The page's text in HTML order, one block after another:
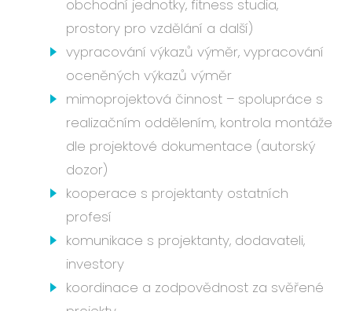
O
obchodní jednotky, fitness studia,
prostory pro vzdělání a další)
vypracování výkazů výměr, vypracování
oceněných výkazů výměr
mimoprojektová činnost – spolupráce s
realizačním oddělením, kontrola montáže
dle projektové dokumentace (autorský
dozor)
kooperace s projektanty ostatních
profesí
komunikace s projektanty, dodavateli,
investory
koordinace a zodpovědnost za svěřené